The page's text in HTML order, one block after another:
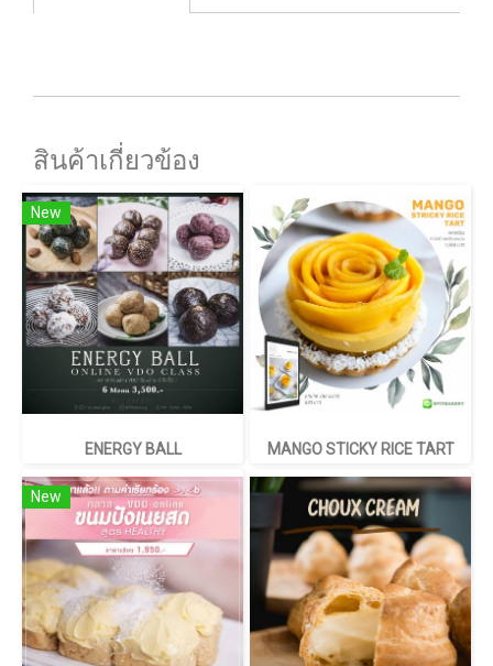
สินค้าเกี่ยวข้อง
New
ENERGY BALL MANGO STICKY RICE TART
New